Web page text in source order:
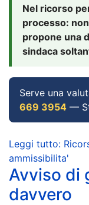
Nel ricorso
processo:
propone una
sindaca
Serve una
669 3954 —
Leggi tutto:
ammissibilita'
Avviso di
davvero